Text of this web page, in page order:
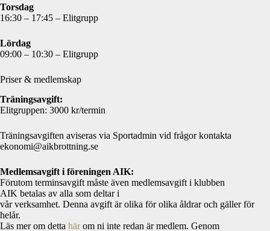
Torsdag
16:30 – 17:45 – Elitgrupp
Lördag
09:00 – 10:30 – Elitgrupp
Priser & medlemskap
Träningsavgift:
Elitgruppen: 3000 kr/termin
Träningsavgiften aviseras via Sportadmin vid frågor kontakta
ekonomi@aikbrottning.se
Medlemsavgift i föreningen AIK:
Förutom terminsavgift måste även medlemsavgift i klubben
AIK betalas av alla som deltar i
vår verksamhet. Denna avgift är olika för olika åldrar och gäller för
helår.
Läs mer om detta härom ni inte redan är medlem. Genom